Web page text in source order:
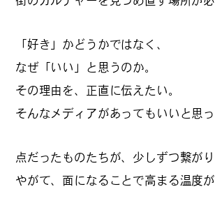
#ボクと麺
職人の手仕事に触れ
書店巡り
「好き」かどうかではなく、
なぜ「いい」と思うのか。
その理由を、正直に伝えたい。
そんなメディアがあってもいいと思っ
点だったものたちが、少しずつ繋がり
やがて、面になることで高まる温度が